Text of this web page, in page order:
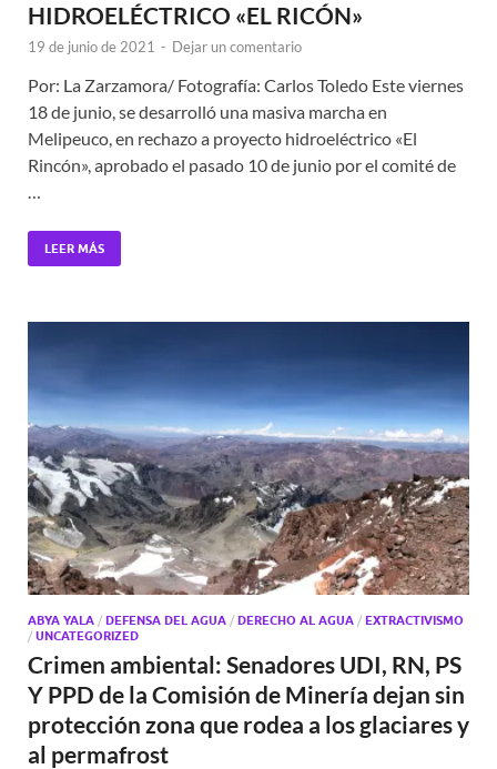
HIDROELÉCTRICO «EL RICÓN»
19 de junio de 2021 - Dejar un comentario
Por: La Zarzamora/ Fotografía: Carlos Toledo Este viernes
18 de junio, se desarrolló una masiva marcha en
Melipeuco, en rechazo a proyecto hidroeléctrico «El
Rincón», aprobado el pasado 10 de junio por el comité de
LEER MÁS
ABYA YALA / DEFENSA DEL AGUA / DERECHO AL AGUA / EXTRACTIVISMO
/ UNCATEGORIZED
Crimen ambiental: Senadores UDI, RN, PS
Y PPD de la Comisión de Minería dejan sin
protección zona que rodea a los glaciares y
al permafrost